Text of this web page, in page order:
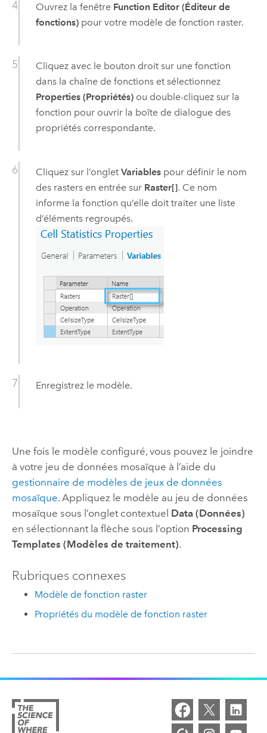
Ouvrez la fenêtre Function Editor (Éditeur de
fonctions)pour votre modèle de fonction raster.
Cliquez avec le bouton droit sur une fonction
dans la chaîne de fonctions et sélectionnez
Properties (Propriétés)ou double-cliquez sur la
fonction pour ouvrir la boîte de dialogue des
propriétés correspondante.
Cliquez sur l’onglet Variablespour définir le nom
des rasters en entrée sur Raster[]. Ce nom
informe la fonction qu’elle doit traiter une liste
d’éléments regroupés.
Enregistrez le modèle.
Une fois le modèle configuré, vous pouvez le joindre
à votre jeu de données mosaïque à l’aide du
gestionnaire de modèles de jeux de données
mosaïque. Appliquez le modèle au jeu de données
mosaïque sous l’onglet contextuel Data (Données)
en sélectionnant la flèche sous l’option Processing
Templates (Modèles de traitement).
Rubriques connexes
Modèle de fonction raster
Propriétés du modèle de fonction raster